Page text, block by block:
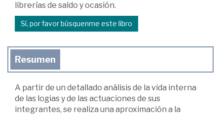
librerías de saldo y ocasión.
Sí, por favor búsquenme este libro
Resumen
A partir de un detallado análisis de la vida interna
de las logias y de las actuaciones de sus
integrantes, se realiza una aproximación a la